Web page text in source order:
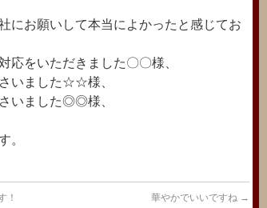
にお願いして本当によかったと感じてお
応をいただきました〇〇様、
いました☆☆様、
いました◎◎様、
。
！ 華やかでいいですね →